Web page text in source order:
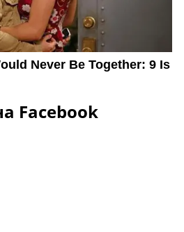
Facebook